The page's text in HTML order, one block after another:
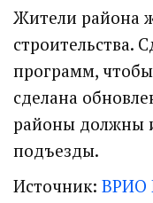
Жители района
строительства.
программ,
сделана
районы должны
подъезды.
Источник: ВРИО